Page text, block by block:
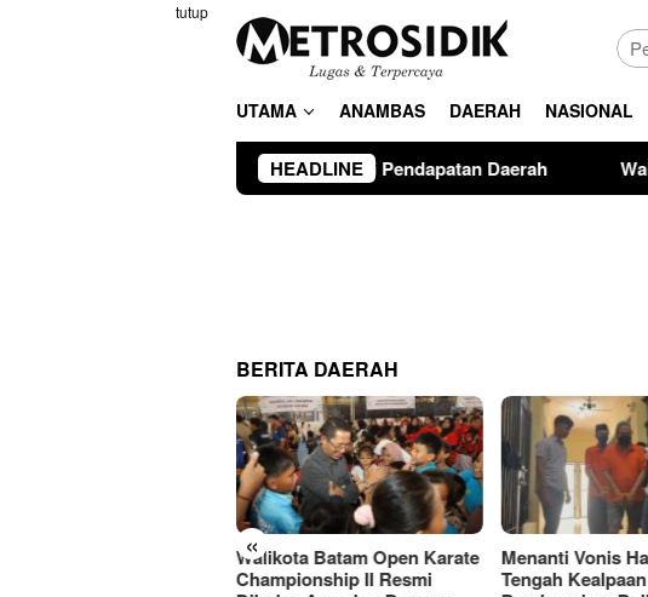
tutup
UTAMA ANAMBAS DAERAH NASIONAL
HEADLINE
Optimalisasi Pendapatan Daerah Walikota Batam Open Karate
BERITA DAERAH
«
Walikota Batam Open Karate
Championship II Resmi
Menanti Vonis
Tengah